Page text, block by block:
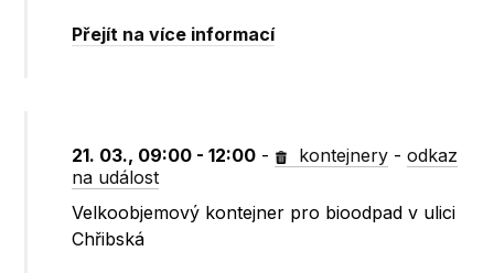
Přejít na více informací
21. 03., 09:00 - 12:00 - kontejnery -odkaz
na událost
Velkoobjemový kontejner pro bioodpad v ulici
Chřibská